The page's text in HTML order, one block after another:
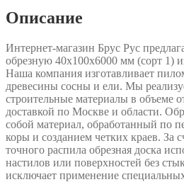
Описание
Интернет-магазин Брус Рус
обрезную 40х100х6000 мм (сорт 1)
Наша компания изготавливает
древесины сосны и ели. Мы
строительные материалы в объеме
доставкой по Москве и области.
собой материал, обработанный по
коры и созданием четких краев. За
точного распила обрезная доска
настилов или поверхностей без
исключает применение